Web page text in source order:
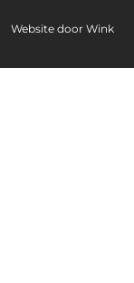
Website door Wink